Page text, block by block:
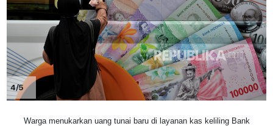
4/5
Warga menukarkan uang tunai baru di layanan kas keliling Bank